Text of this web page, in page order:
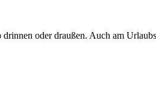
oder draußen. Auch am